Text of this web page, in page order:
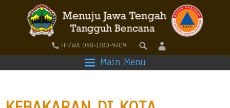
HP/WA 088-1380-9409
Main Menu